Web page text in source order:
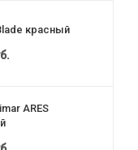
красный
ARES